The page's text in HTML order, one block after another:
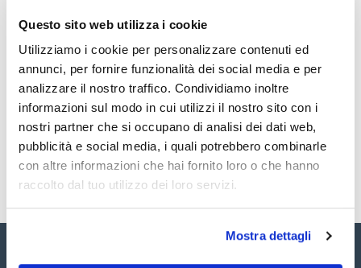
Questo sito web utilizza i cookie
Utilizziamo i cookie per personalizzare contenuti ed
annunci, per fornire funzionalità dei social media e per
analizzare il nostro traffico. Condividiamo inoltre
informazioni sul modo in cui utilizzi il nostro sito con i
nostri partner che si occupano di analisi dei dati web,
pubblicità e social media, i quali potrebbero combinarle
con altre informazioni che hai fornito loro o che hanno
raccolto dal tuo utilizzo dei loro servizi.
Mostra dettagli
Documentazione tecnica
TDS / Scheda tecnica
Registrati per i download
Registrati per i download
Sicurezza
Registrati per i download